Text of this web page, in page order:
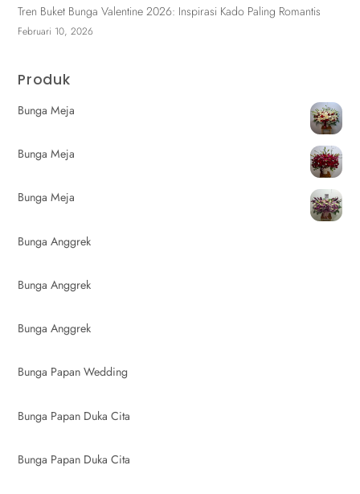
Tren Buket Bunga Valentine 2026: Inspirasi Kado Paling Romantis
Februari 10, 2026
Produk
Bunga Meja
Bunga Meja
Bunga Meja
Bunga Anggrek
Bunga Anggrek
Bunga Anggrek
Bunga Papan Wedding
Bunga Papan Duka Cita
Bunga Papan Duka Cita